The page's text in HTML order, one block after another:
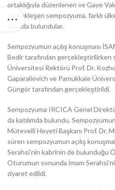
ortaklığıyla düzenlenen ve Gaye
gerçekleşen sempozyuma, farklı
katkıda bulundular.
Sempozyumun açılış konuşması
Bedir tarafından gerçekleştirilirken
Üniversitesi Rektörü Prof. Dr.
Gaparalievich ve Pamukkale
Güngör tarafından gerçekleştirildi.
Sempozyuma IRCICA Genel
da katılımda bulundu.
Mütevelli Heyeti Başkanı Prof. Dr.
süren sempozyumun açılış
Serahsi’nin kabrinin de bulunduğu
Oturumun sonunda İmam
ziyaret edildi.